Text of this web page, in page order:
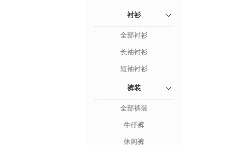
衬衫
全部衬衫
长袖衬衫
短袖衬衫
裤装
全部裤装
牛仔裤
休闲裤